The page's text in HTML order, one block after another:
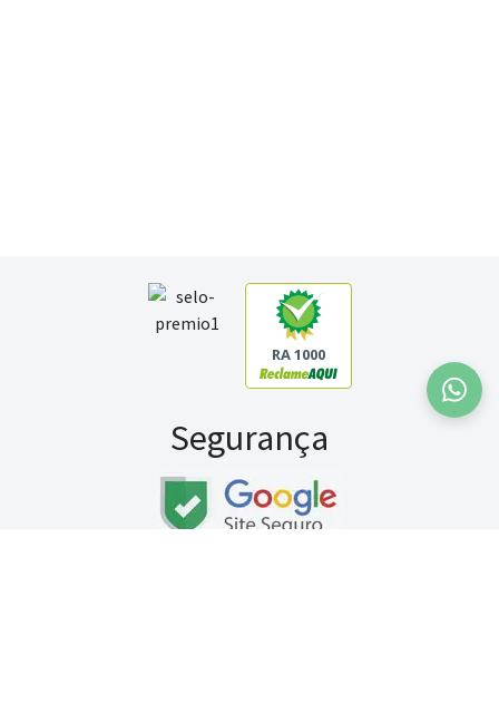
RA 1000
Segurança